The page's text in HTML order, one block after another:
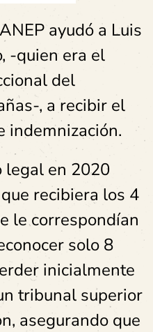
ayudó a Luis
-quien era el
del
, a recibir el
indemnización.
legal en 2020
recibiera los 4
le correspondían
solo 8
inicialmente
tribunal superior
asegurando que